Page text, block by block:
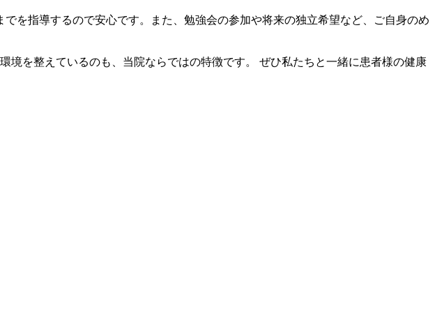
を指導するので安心です。また、勉強会の参加や将来の独立希望など、ご自身のめ
境を整えているのも、当院ならではの特徴です。 ぜひ私たちと一緒に患者様の健康